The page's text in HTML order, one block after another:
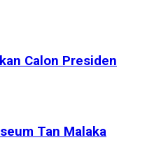
Calon Presiden
Tan Malaka